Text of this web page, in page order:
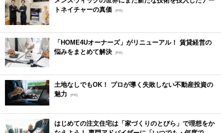
トネイチャーの真価 [PR]
「HOME4Uオーナーズ」がリニューアル！ 賃貸経営の
悩みをまとめて解決 [PR]
土地なしでもOK！ プロが導く失敗しない不動産投資の
魅力
[PR]
はじめての注文住宅は「家づくりのとびら」で理想をか